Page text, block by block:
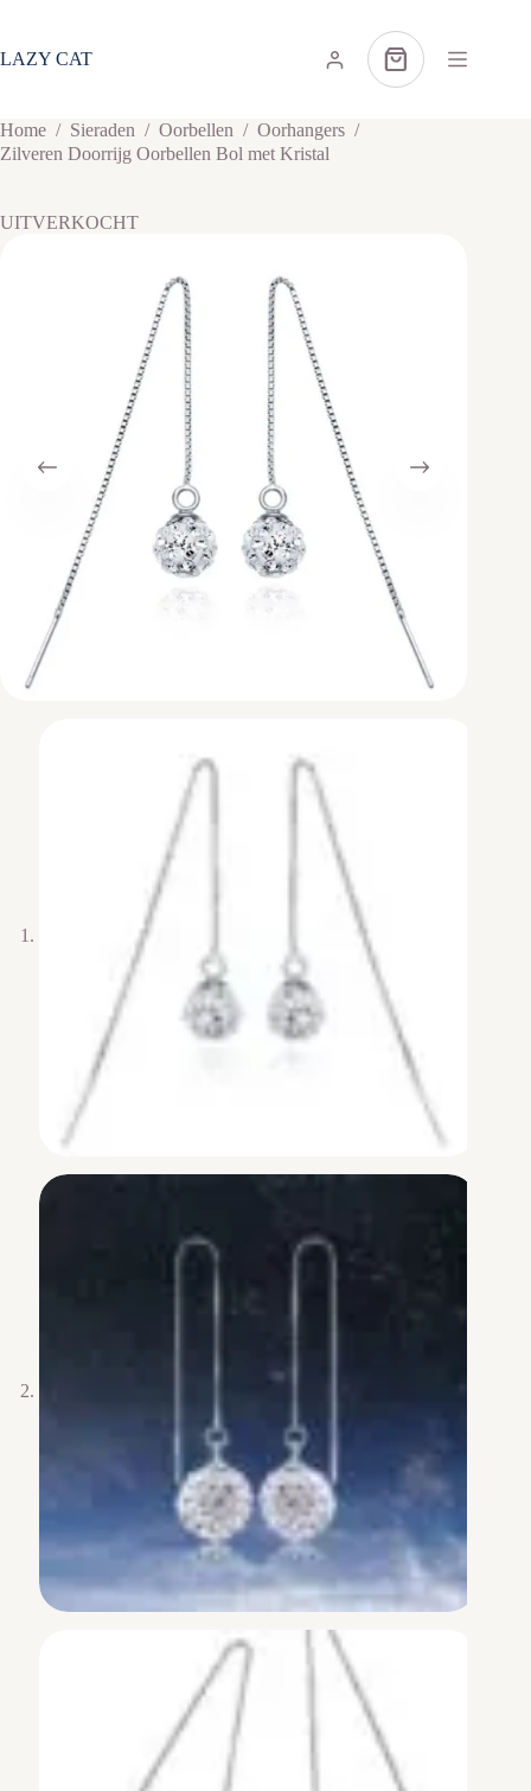
de
LAZY CAT Winkelwagen
Home / Sieraden / Oorbellen / Oorhangers /
Zilveren Doorrijg Oorbellen Bol met Kristal
UITVERKOCHT